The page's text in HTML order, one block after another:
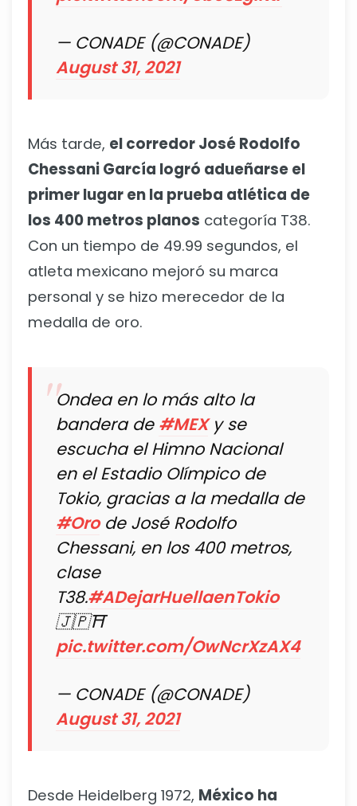
— CONADE (@CONADE)
August 31, 2021
Más tarde, el corredor José Rodolfo
Chessani García logró adueñarse el
primer lugar en la prueba atlética de
los 400 metros planos categoría T38.
Con un tiempo de 49.99 segundos, el
atleta mexicano mejoró su marca
personal y se hizo merecedor de la
medalla de oro.
Ondea en lo más alto la
bandera de #MEXy se
escucha el Himno Nacional
en el Estadio Olímpico de
Tokio, gracias a la medalla de
#Orode José Rodolfo
Chessani, en los 400 metros,
clase
T38.#ADejarHuellaenTokio
🇯🇵⛩️
pic.twitter.com/OwNcrXzAX4
— CONADE (@CONADE)
August 31, 2021
Desde Heidelberg 1972, México ha